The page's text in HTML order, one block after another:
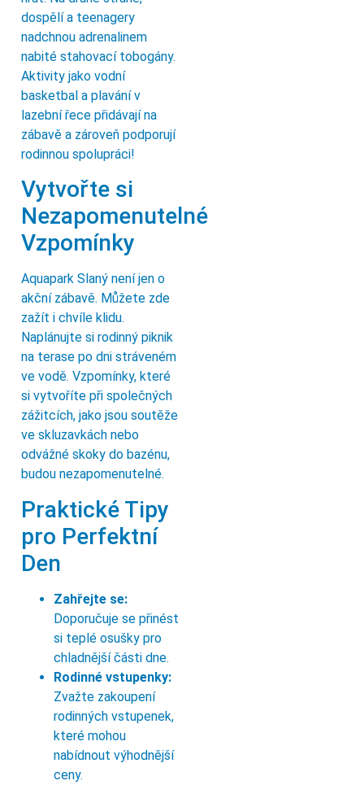
dospělí a teenagery
nadchnou adrenalinem
nabité stahovací tobogány.
Aktivity jako vodní
basketbal a plavání v
lazební řece přidávají na
zábavě a zároveň podporují
rodinnou spolupráci!
Vytvořte si
Nezapomenutelné
Vzpomínky
Aquapark Slaný není jen o
akční zábavě. Můžete zde
zažít i chvíle klidu.
Naplánujte si rodinný piknik
na terase po dni stráveném
ve vodě. Vzpomínky, které
si vytvoříte při společných
zážitcích, jako jsou soutěže
ve skluzavkách nebo
odvážné skoky do bazénu,
budou nezapomenutelné.
Praktické Tipy
pro Perfektní
Den
Zahřejte se:
Doporučuje se přinést
si teplé osušky pro
chladnější části dne.
Rodinné vstupenky:
Zvažte zakoupení
rodinných vstupenek,
které mohou
nabídnout výhodnější
ceny.